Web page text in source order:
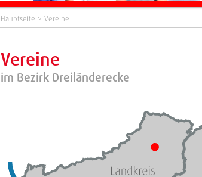
Hauptseite > Vereine
Vereine
im Bezirk Dreiländerecke